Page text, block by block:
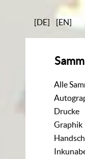
[DE] [EN]
Alle
Drucke
Graphik